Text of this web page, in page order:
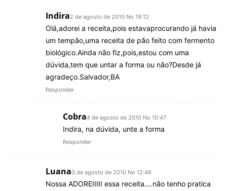
Indira2 de agosto de 2010 No 19:12
Olá,adorei a receita,pois estavaprocurando já havia
um tempão,uma receita de pão feito com fermento
biológico.Ainda não fiz,pois,estou com uma
dúvida,tem que untar a forma ou não?Desde já
agradeço.Salvador,BA
Responder
Cobra4 de agosto de 2010 No 10:47
Indira, na dúvida, unte a forma
Responder
Luana3 de agosto de 2010 No 12:46
Nossa ADOREIIIII essa receita….não tenho pratica